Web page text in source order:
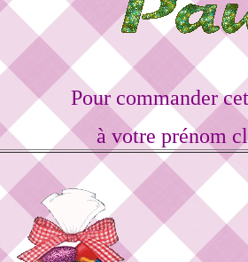
Pour commander
à votre prénom